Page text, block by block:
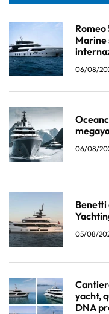
Romeo
Marine
06/08/
06/08/
Benetti
05/08/
yacht,
DNA